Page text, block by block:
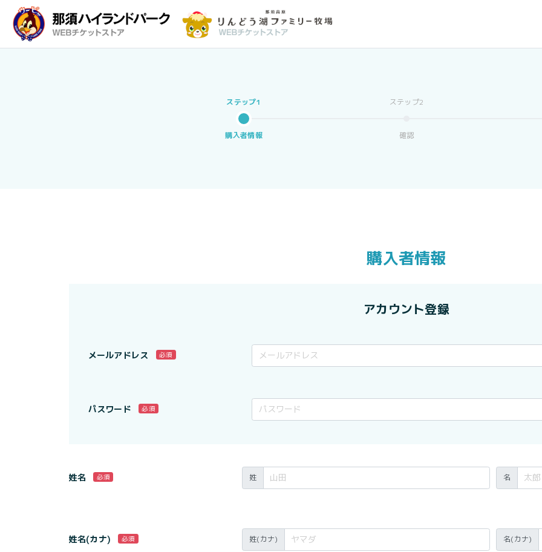
購入者情報 確認
購入者情報
アカウント登録
メールアドレス 必須
パスワード 必須
姓名 必須 姓 名
姓名(カナ) 必須 姓(カナ) 名(カナ)